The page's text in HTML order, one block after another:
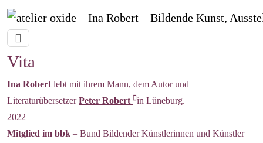
Vita
Ina Robertlebt mit ihrem Mann, dem Autor und
LiteraturübersetzerPeter Robert
in Lüneburg.
2022
Mitglied im bbk – Bund Bildender Künstlerinnen und Künstler